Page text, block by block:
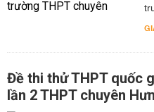
Đề thi thử THPT quốc
lần 2 THPT chuyên